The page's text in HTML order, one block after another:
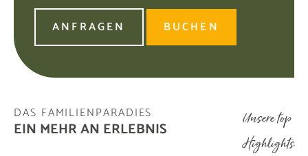
ANFRAGEN BUCHEN
DAS FAMILIENPARADIES
EIN MEHR AN ERLEBNIS
Unsere top
Highlights